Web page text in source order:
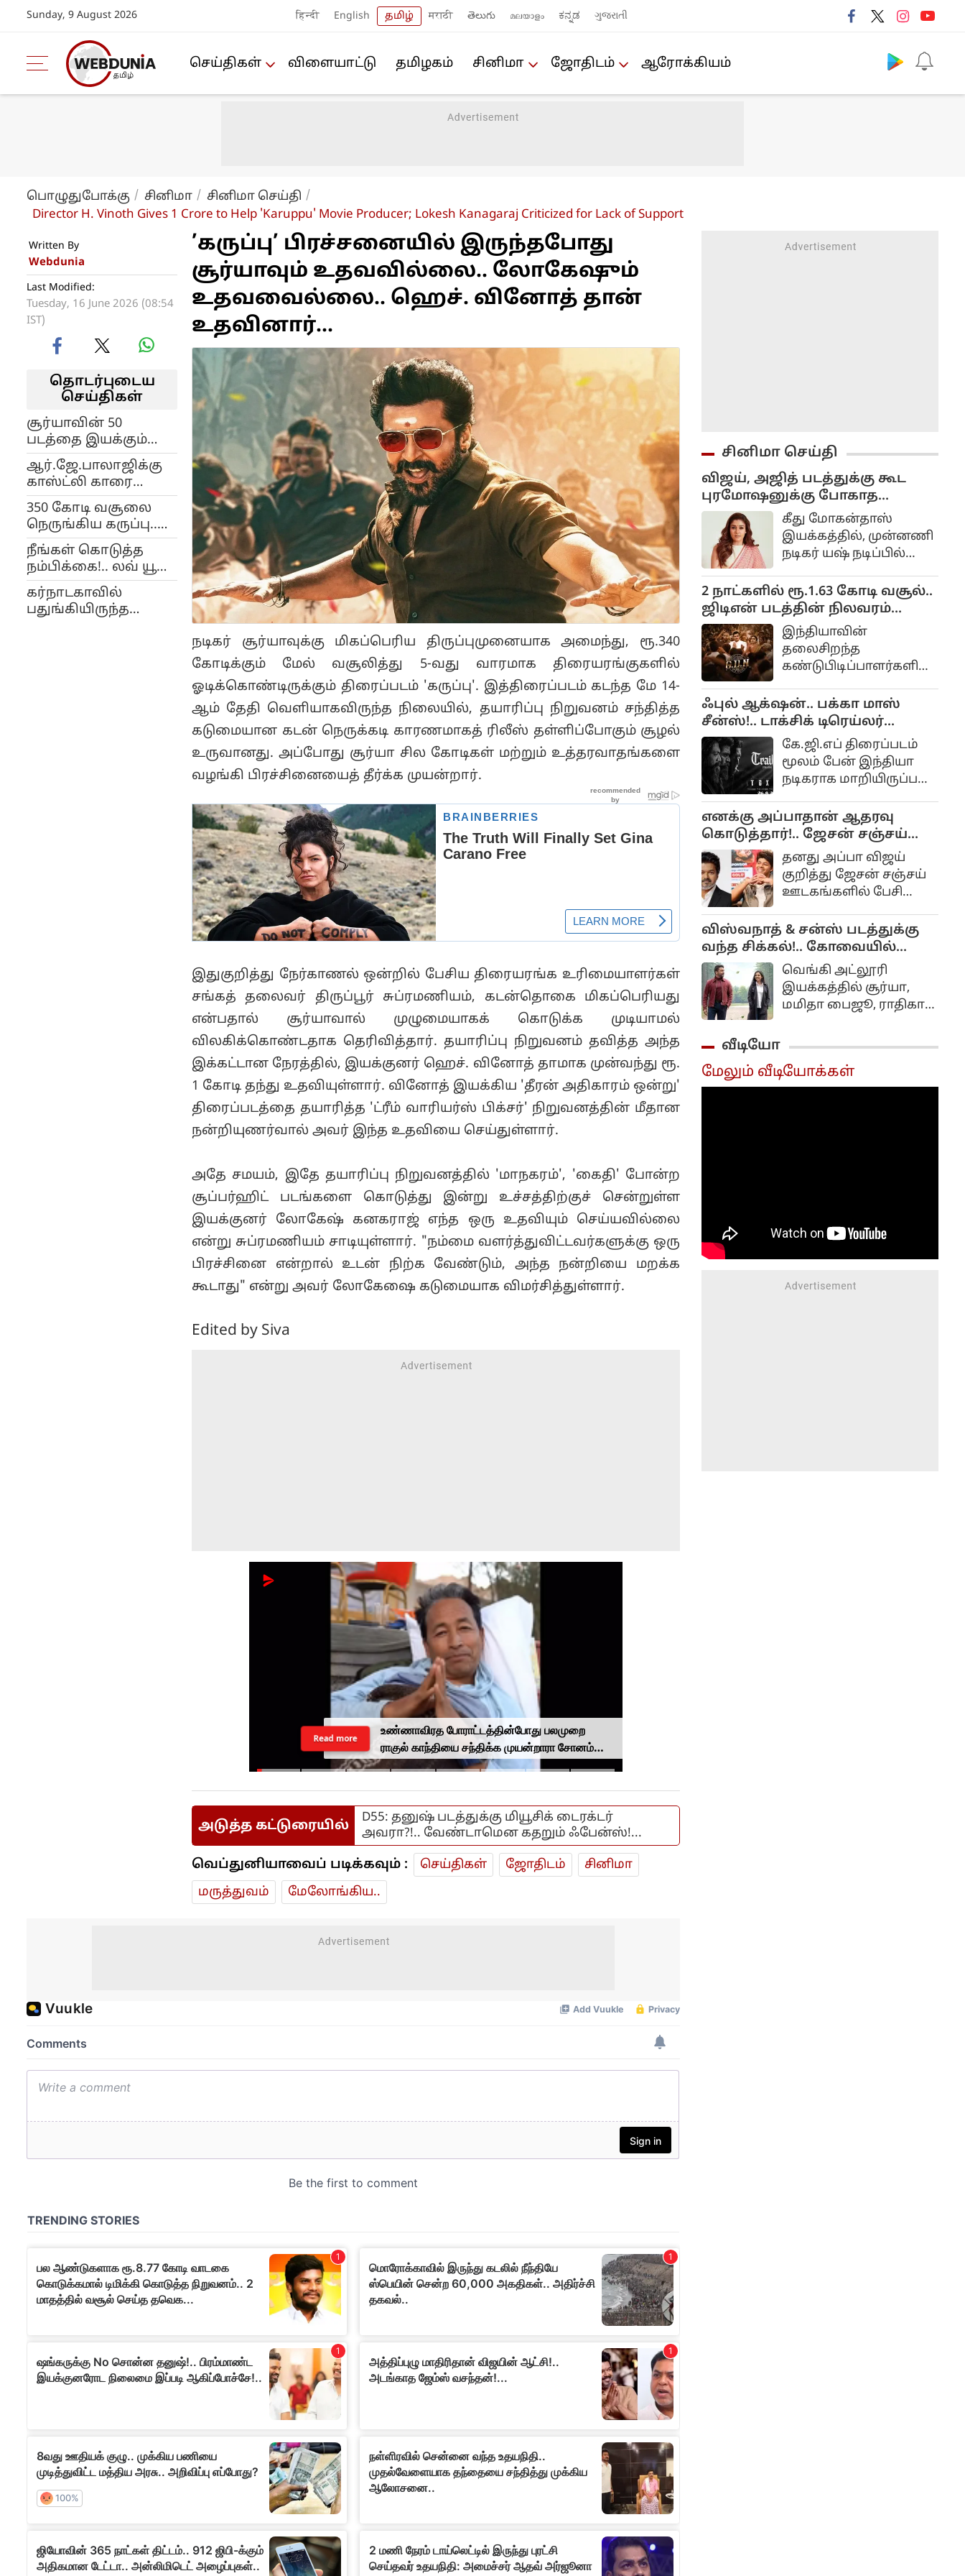
Sunday, 9 August 2026 हिन्दी English தமிழ் मराठी తెలుగు മലയാളം ಕನ್ನಡ ગુજરાતી
செய்திகள் விளையா‌ட்டு த‌மிழக‌ம் சினிமா ஜோ‌திட‌ம் ஆரோக்கியம்
பொழுதுபோக்கு சினிமா
சினிமா செய்தி
Director H. Vinoth Gives 1 Crore to Help 'Karuppu' Movie Producer; Lokesh Kanagaraj Criticized for Lack of Support
Written By
Webdunia
Last Modified:
Tuesday, 16 June 2026 (08:54
IST)
தொடர்புடைய
செய்திகள்
சூர்யாவின் 50
படத்தை இயக்கும்
நெல்சன்?!.. இது வேற
லெவல் காம்போ!.
ஆர்.ஜே.பாலாஜிக்கு
காஸ்ட்லி காரை
பரிசளித்த சூர்யா!..
இதான் மேட்டரா!..
350 கோடி வசூலை
நெருங்கிய கருப்பு..
சூர்யாவுக்கு ஒரு
சூப்பர் ஹிட்!..
படக்குழு அறிவிப்பு!..
நீங்கள் கொடுத்த
நம்பிக்கை!.. லவ் யூ
சார்!.. கருப்பு
ஹீரோவை சந்தித்த
ஆர்.ஜே.பாலாஜி!..
கர்நாடகாவில்
பதுங்கியிருந்த
’கருப்பு’ பிரச்சனையில் இருந்தபோது
சூர்யாவும் உதவவில்லை.. லோகேஷும்
உதவவைல்லை.. ஹெச். வினோத் தான்
உதவினார்...
நடிகர் சூர்யாவுக்கு மிகப்பெரிய திருப்புமுனையாக அமைந்து, ரூ.340
கோடிக்கும் மேல் வசூலித்து 5-வது வாரமாக திரையரங்குகளில்
ஓடிக்கொண்டிருக்கும் திரைப்படம் 'கருப்பு'. இத்திரைப்படம் கடந்த மே 14-
ஆம் தேதி வெளியாகவிருந்த நிலையில், தயாரிப்பு நிறுவனம் சந்தித்த
கடுமையான கடன் நெருக்கடி காரணமாகத் ரிலீஸ் தள்ளிப்போகும் சூழல்
உருவானது. அப்போது சூர்யா சில கோடிகள் மற்றும் உத்தரவாதங்களை
வழங்கி பிரச்சினையைத் தீர்க்க முயன்றார்.
இதுகுறித்து நேர்காணல் ஒன்றில் பேசிய திரையரங்க உரிமையாளர்கள்
சங்கத் தலைவர் திருப்பூர் சுப்ரமணியம், கடன்தொகை மிகப்பெரியது
என்பதால் சூர்யாவால் முழுமையாகக் கொடுக்க முடியாமல்
விலகிக்கொண்டதாக தெரிவித்தார். தயாரிப்பு நிறுவனம் தவித்த அந்த
இக்கட்டான நேரத்தில், இயக்குனர் ஹெச். வினோத் தாமாக முன்வந்து ரூ.
1 கோடி தந்து உதவியுள்ளார். வினோத் இயக்கிய 'தீரன் அதிகாரம் ஒன்று'
திரைப்படத்தை தயாரித்த 'ட்ரீம் வாரியர்ஸ் பிக்சர்' நிறுவனத்தின் மீதான
நன்றியுணர்வால் அவர் இந்த உதவியை செய்துள்ளார்.
அதே சமயம், இதே தயாரிப்பு நிறுவனத்தில் 'மாநகரம்', 'கைதி' போன்ற
சூப்பர்ஹிட் படங்களை கொடுத்து இன்று உச்சத்திற்குச் சென்றுள்ள
இயக்குனர் லோகேஷ் கனகராஜ் எந்த ஒரு உதவியும் செய்யவில்லை
என்று சுப்ரமணியம் சாடியுள்ளார். "நம்மை வளர்த்துவிட்டவர்களுக்கு ஒரு
பிரச்சினை என்றால் உடன் நிற்க வேண்டும், அந்த நன்றியை மறக்க
கூடாது" என்று அவர் லோகேஷை கடுமையாக விமர்சித்துள்ளார்.
Edited by Siva
உண்ணாவிரத போராட்டத்தின்போது பலமுறை
ராகுல் காந்தியை சந்திக்க முயன்றாரா சோனம்
வாங்சுக் மனைவி.. ஆனால் பலனில்லை...
Read more
அடுத்த கட்டுரையில்
D55: தனுஷ் படத்துக்கு மியூசிக் டைரக்டர்
அவரா?!.. வேண்டாமென கதறும் ஃபேன்ஸ்!...
வெப்துனியாவைப் படிக்கவும் : செய்திகள் ஜோ‌திட‌ம்
சினிமா
மரு‌த்துவ‌ம்
மேலோங்கிய..
சினிமா செய்தி
விஜய், அஜித் படத்துக்கு கூட
புரமோஷனுக்கு போகாத
நயன்தாரா.. யஷ் படத்தில் மட்டும்
ஆஜர்...
கீது மோகன்தாஸ்
இயக்கத்தில், முன்னணி
நடிகர் யஷ் நடிப்பில்
எதிர்பார்க்கப்படும்
திரைப்படம் ‘டாக்ஸிக்’.
இத்திரைப்படத்தில்
கியாரா அத்வானி,
நயன்தாரா, ருக்மணி
வசந்த் உள்ளிட்ட பல
நட்சத்திரங்கள்
இணைந்து
நடித்துள்ளனர். வரும் 26-
ம் தேதி படம்
திரையரங்குகளில்
வெளியாகவுள்ள
ட்ரெய்லர் வெளியீட்டு
விழா பெங்களூருவில்
நேற்று கோலாகலமாக
நடைபெற்றது.
2 நாட்களில் ரூ.1.63 கோடி வசூல்..
ஜிடிஎன் படத்தின் நிலவரம்
இதுதான்!
இந்தியாவின்
தலைசிறந்த
கண்டுபிடிப்பாளர்களில்
ஜி.டி.நாயுடுவின்
வாழ்க்கையை
மையமாக வைத்து
உருவாகியுள்ள
திரைப்படம் ஜிடிஎன் (G.
ஃபுல் ஆக்‌ஷன்.. பக்கா மாஸ்
சீன்ஸ்!.. டாக்சிக் டிரெய்லர்
வீடியோ ரிலீஸ்...கே.ஜி.எப் திரைப்படம்
மூலம் பேன் இந்தியா
நடிகராக மாறியிருப்பவர்
மற்றும் இரண்டாம்
பாகங்கள் கன்னடத்தில்
உருவானாலும்
தெலுங்கு, தமிழ், ஹிந்தி
போன்ற மொழிகளில் டப்
செய்யப்பட்டு இந்தியா
முழுவதும் பல கோடி
வசூலை அள்ளியது.
எனக்கு அப்பாதான் ஆதரவு
கொடுத்தார்!.. ஜேசன் சஞ்சய்
பேட்டி!...
தனது அப்பா விஜய்
குறித்து ஜேசன் சஞ்சய்
ஊடகங்களில் பேசி
கவனத்தை ஈர்த்து
வருகிறது. சில
நாட்களுக்கு அளித்த
பேட்டியில் தனது அப்பா
ஜோசப் விஜய்
தமிழகத்தின்
பற்றி மிகவும்
பெருமையாக
விஸ்வநாத் & சன்ஸ் படத்துக்கு
வந்த சிக்கல்!.. கோவையில்
வெளியாகுமா?...வெங்கி அட்லூரி
இயக்கத்தில் சூர்யா,
மமிதா பைஜூ, ராதிகா
அண்ட் சன்ஸ்.
வீடியோ
மேலும் வீடியோக்கள்